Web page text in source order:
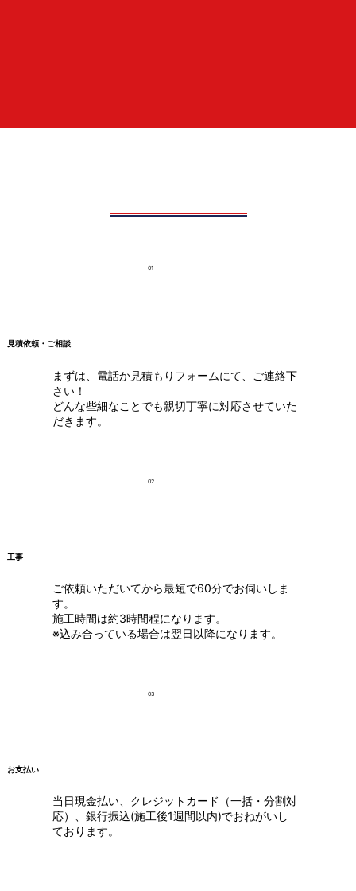
01
まずは、電話か見積もりフォームにて、ご連絡下
さい！
どんな些細なことでも親切丁寧に対応させていた
だきます。
見積依頼・ご相談
02
ご依頼いただいてから最短で60分でお伺いしま
す。
施工時間は約3時間程になります。
※込み合っている場合は翌日以降になります。
工事
03
当日現金払い、クレジットカード（一括・分割対
応）、銀行振込(施工後1週間以内)でおねがいし
ております。
お支払い